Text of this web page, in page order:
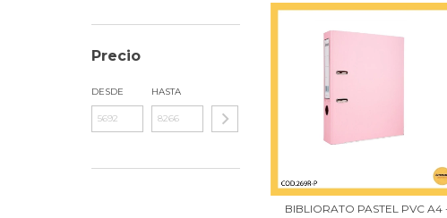
Precio
DESDE HASTA
BIBLIORATO PASTEL PVC A4